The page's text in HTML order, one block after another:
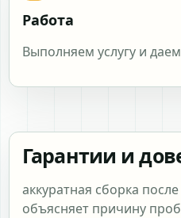
Работа
Выполняем услугу и
Гарантии и
аккуратная сборка
объясняет причину